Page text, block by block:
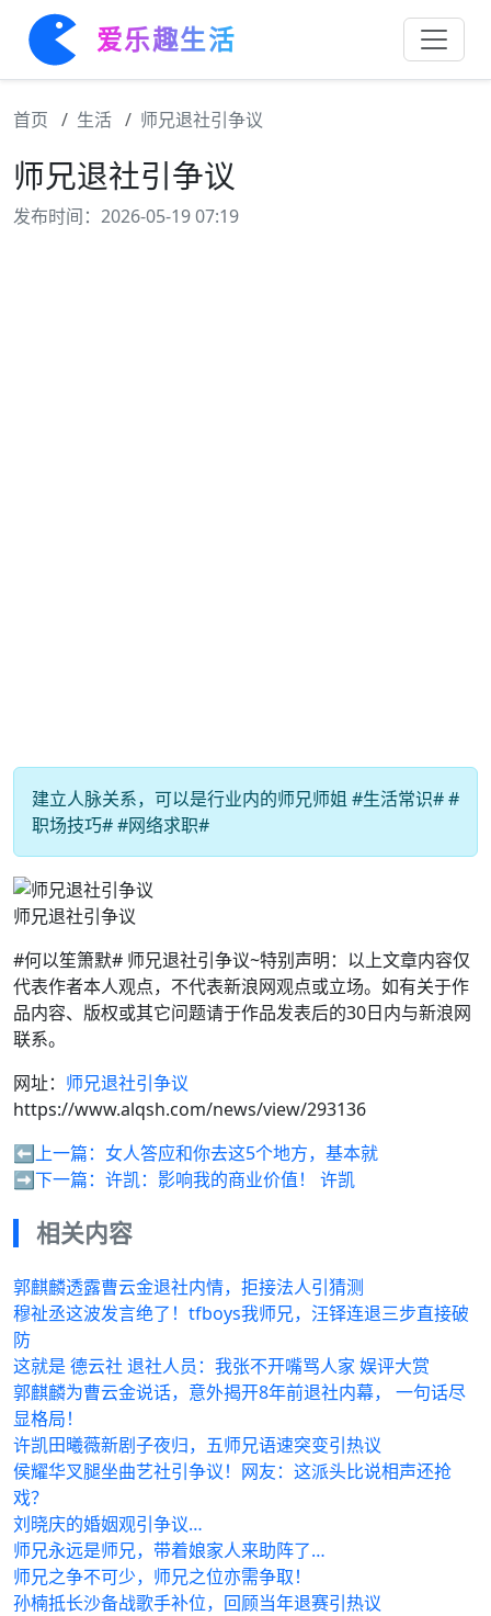
爱乐趣生活
首页 生活 师兄退社引争议
师兄退社引争议
发布时间：2026-05-19 07:19
建立人脉关系，可以是行业内的师兄师姐 #生活常识# #
职场技巧# #网络求职#
师兄退社引争议
#何以笙箫默# 师兄退社引争议~特别声明：以上文章内容仅
代表作者本人观点，不代表新浪网观点或立场。如有关于作
品内容、版权或其它问题请于作品发表后的30日内与新浪网
联系。
网址： 师兄退社引争议
https://www.alqsh.com/news/view/293136
⬅️上一篇： 女人答应和你去这5个地方，基本就
➡️下一篇： 许凯：影响我的商业价值！ 许凯
相关内容
郭麒麟透露曹云金退社内情，拒接法人引猜测
穆祉丞这波发言绝了！tfboys我师兄，汪铎连退三步直接破
防
这就是 德云社 退社人员：我张不开嘴骂人家 娱评大赏
郭麒麟为曹云金说话，意外揭开8年前退社内幕， 一句话尽
显格局！
许凯田曦薇新剧子夜归，五师兄语速突变引热议
侯耀华叉腿坐曲艺社引争议！网友：这派头比说相声还抢
戏？
刘晓庆的婚姻观引争议…
师兄永远是师兄，带着娘家人来助阵了…
师兄之争不可少，师兄之位亦需争取！
孙楠抵长沙备战歌手补位，回顾当年退赛引热议